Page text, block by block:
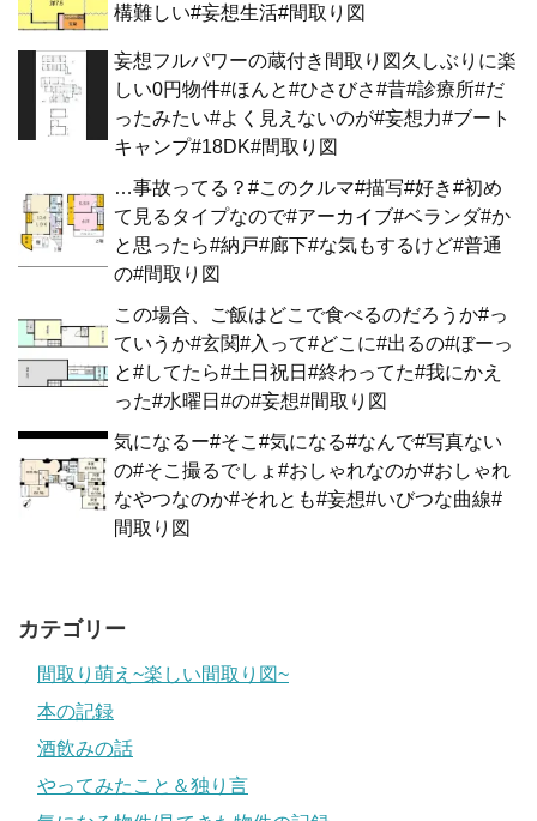
構難しい#妄想生活#間取り図
妄想フルパワーの蔵付き間取り図久しぶりに楽
しい0円物件#ほんと#ひさびさ#昔#診療所#だ
ったみたい#よく見えないのが#妄想力#ブート
キャンプ#18DK#間取り図
…事故ってる？#このクルマ#描写#好き#初め
て見るタイプなので#アーカイブ#ベランダ#か
と思ったら#納戸#廊下#な気もするけど#普通
の#間取り図
この場合、ご飯はどこで食べるのだろうか#っ
ていうか#玄関#入って#どこに#出るの#ぼーっ
と#してたら#土日祝日#終わってた#我にかえ
った#水曜日#の#妄想#間取り図
気になるー#そこ#気になる#なんで#写真ない
の#そこ撮るでしょ#おしゃれなのか#おしゃれ
なやつなのか#それとも#妄想#いびつな曲線#
間取り図
カテゴリー
間取り萌え~楽しい間取り図~
本の記録
酒飲みの話
やってみたこと＆独り言